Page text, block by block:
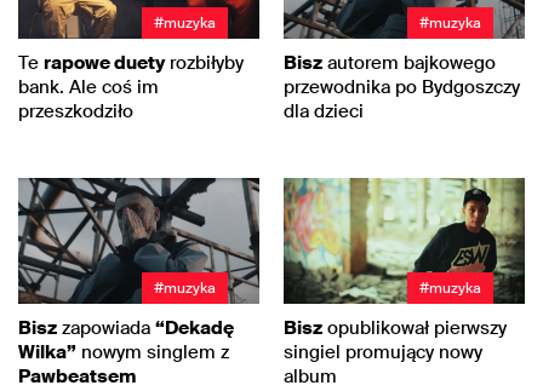
#muzyka
Te rapowe duetyrozbiłyby
bank. Ale coś im
przeszkodziło
#muzyka
Bisz autorem bajkowego
przewodnika po Bydgoszczy
dla dzieci
#muzyka
Bisz zapowiada “Dekadę
Wilka” nowym singlem z
Pawbeatsem
#muzyka
Bisz opublikował pierwszy
singiel promujący nowy
album